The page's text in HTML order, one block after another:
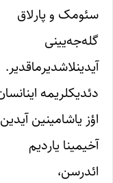
سئومک و‌ پارلاق
گله‌جه‌یینی‌
آیدینلاشدیرماقدیر.
دئدیکلریمه‌ اینانسان‌
اؤز یاشامینین آیدین‌
آخیمینا‌ یاردیم
ائدرسن،